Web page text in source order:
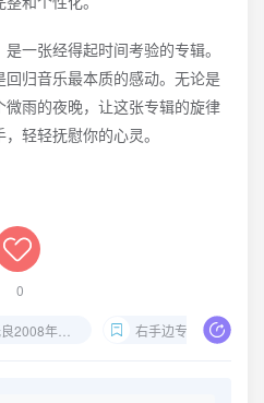
一张经得起时间考验的专辑。
归音乐最本质的感动。无论是
雨的夜晚，让这张专辑的旋律
轻轻抚慰你的心灵。
0
2008年专辑Flac 右手边专辑百度网盘